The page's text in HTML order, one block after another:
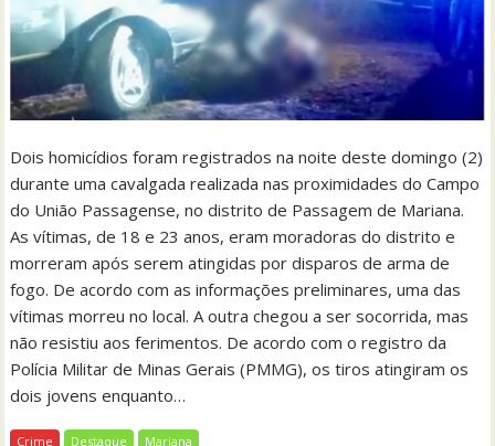
Dois homicídios foram registrados na noite deste domingo (2)
durante uma cavalgada realizada nas proximidades do Campo
do União Passagense, no distrito de Passagem de Mariana.
As vítimas, de 18 e 23 anos, eram moradoras do distrito e
morreram após serem atingidas por disparos de arma de
fogo. De acordo com as informações preliminares, uma das
vítimas morreu no local. A outra chegou a ser socorrida, mas
não resistiu aos ferimentos. De acordo com o registro da
Polícia Militar de Minas Gerais (PMMG), os tiros atingiram os
dois jovens enquanto…
Crime Destaque Mariana